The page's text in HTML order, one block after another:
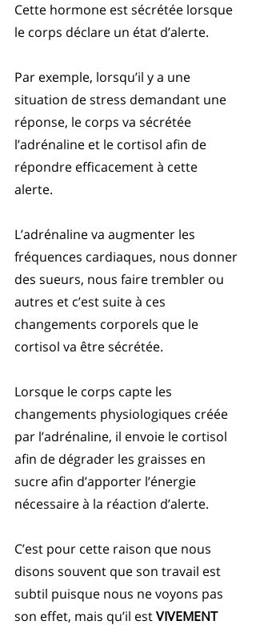
Cette hormone est sécrétée lorsque
le corps déclare un état d’alerte.
Par exemple, lorsqu’il y a une
situation de stress demandant une
réponse, le corps va sécrétée
l’adrénaline et le cortisol afin de
répondre efficacement à cette
alerte.
L’adrénaline va augmenter les
fréquences cardiaques, nous donner
des sueurs, nous faire trembler ou
autres et c’est suite à ces
changements corporels que le
cortisol va être sécrétée.
Lorsque le corps capte les
changements physiologiques créée
par l’adrénaline, il envoie le cortisol
afin de dégrader les graisses en
sucre afin d’apporter l’énergie
nécessaire à la réaction d’alerte.
C’est pour cette raison que nous
disons souvent que son travail est
subtil puisque nous ne voyons pas
son effet, mais qu’il est VIVEMENT